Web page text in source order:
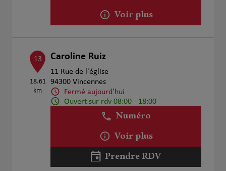
Voir plus
13
18.61
km
Caroline Ruiz
11 Rue de l'église
94300 Vincennes
Fermé aujourd'hui
Ouvert sur rdv 08:00 - 18:00
Numéro
Voir plus
Prendre RDV